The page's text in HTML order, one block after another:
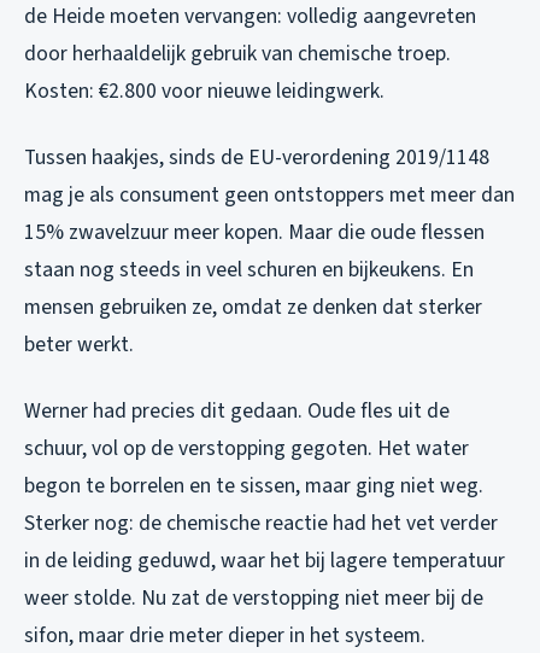
de Heide moeten vervangen: volledig aangevreten
door herhaaldelijk gebruik van chemische troep.
Kosten: €2.800 voor nieuwe leidingwerk.
Tussen haakjes, sinds de EU-verordening 2019/1148
mag je als consument geen ontstoppers met meer dan
15% zwavelzuur meer kopen. Maar die oude flessen
staan nog steeds in veel schuren en bijkeukens. En
mensen gebruiken ze, omdat ze denken dat sterker
beter werkt.
Werner had precies dit gedaan. Oude fles uit de
schuur, vol op de verstopping gegoten. Het water
begon te borrelen en te sissen, maar ging niet weg.
Sterker nog: de chemische reactie had het vet verder
in de leiding geduwd, waar het bij lagere temperatuur
weer stolde. Nu zat de verstopping niet meer bij de
sifon, maar drie meter dieper in het systeem.